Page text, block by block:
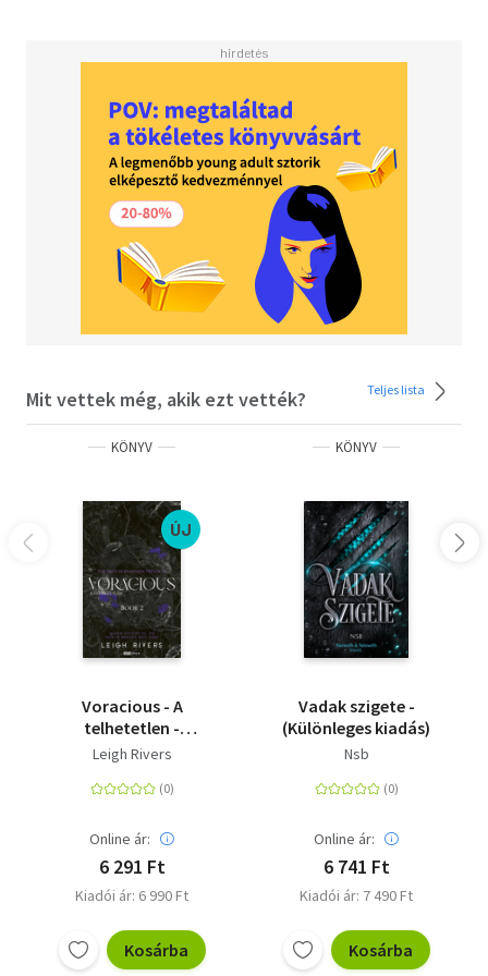
Mit vettek még, akik ezt vették? Teljes lista
KÖNYV
ÚJ
Voracious - A
telhetetlen -
(Különleges kiadás)
Leigh Rivers
Online ár:
6 291 Ft
Kiadói ár: 6 990 Ft
Kosárba
KÖNYV
Vadak szigete -
(Különleges kiadás)
Nsb
Online ár:
6 741 Ft
Kiadói ár: 7 490 Ft
Kosárba